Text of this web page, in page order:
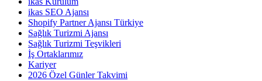
ikas SEO Ajansı
Shopify Partner Ajansı Türkiye
Sağlık Turizmi Ajansı
Sağlık Turizmi Teşvikleri
İş Ortaklarımız
Kariyer
2026 Özel Günler Takvimi